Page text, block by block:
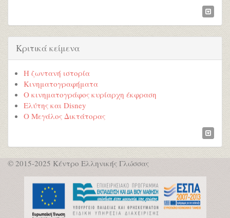
Κριτικά κείμενα
Η ζωντανή ιστορία
Κινηματογραφήματα
Ο κινηματογράφος κυρίαρχη έκφραση
Ελύτης και Disney
Ο Μεγάλος Δικτάτορας
© 2015-2025 Κέντρο Ελληνικής Γλώσσας